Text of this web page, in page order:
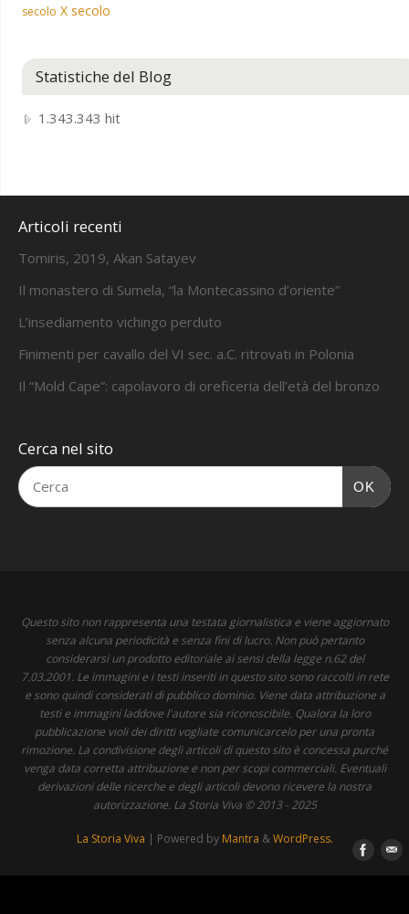
secolo X secolo
Statistiche del Blog
1.343.343 hit
Articoli recenti
Tomiris, 2019, Akan Satayev
Il monastero di Sumela, “la Montecassino d’oriente”
L’insediamento vichingo perduto
Finimenti per cavallo del VI sec. a.C. ritrovati in Polonia
Il “Mold Cape”: capolavoro di oreficeria dell’età del bronzo
Cerca nel sito
OK
Questo sito non rappresenta una testata giornalistica e viene aggiornato
senza alcuna periodicità e senza fini di lucro. Non può pertanto
considerarsi un prodotto editoriale ai sensi della legge n.62 del
7.03.2001. Le immagini e i testi inseriti in questo sito sono raccolti in rete
e sono quindi considerati di pubblico dominio. Viene data attribuzione a
testi e immagini laddove l'autore sia riconoscibile. Qualora la loro
pubblicazione violi dei diritti vogliate comunicarcelo per una pronta
rimozione. La condivisione degli articoli di questo sito è concessa purché
venga data corretta attribuzione e non per scopi commerciali. Eventuali
derivazioni delle ricerche e degli articoli devono ricevere la nostra
autorizzazione. La Storia Viva © 2013 - 2025
La Storia Viva | Powered by Mantra &WordPress.